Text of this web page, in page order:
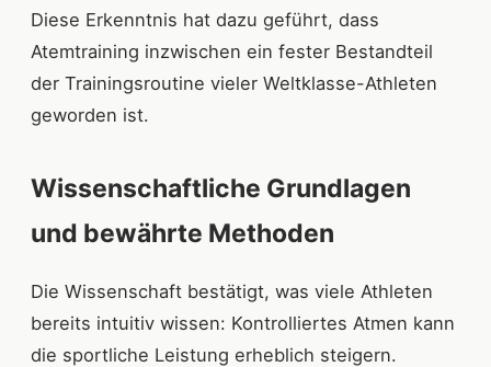
Diese Erkenntnis hat dazu geführt, dass
Atemtraining inzwischen ein fester Bestandteil
der Trainingsroutine vieler Weltklasse-Athleten
geworden ist.
Wissenschaftliche Grundlagen
und bewährte Methoden
Die Wissenschaft bestätigt, was viele Athleten
bereits intuitiv wissen: Kontrolliertes Atmen kann
die sportliche Leistung erheblich steigern.